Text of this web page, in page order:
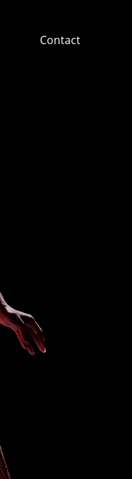
Contact